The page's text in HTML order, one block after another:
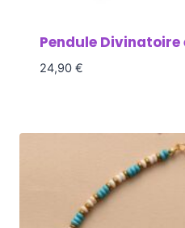
Pendule Divinatoire
24,90 €